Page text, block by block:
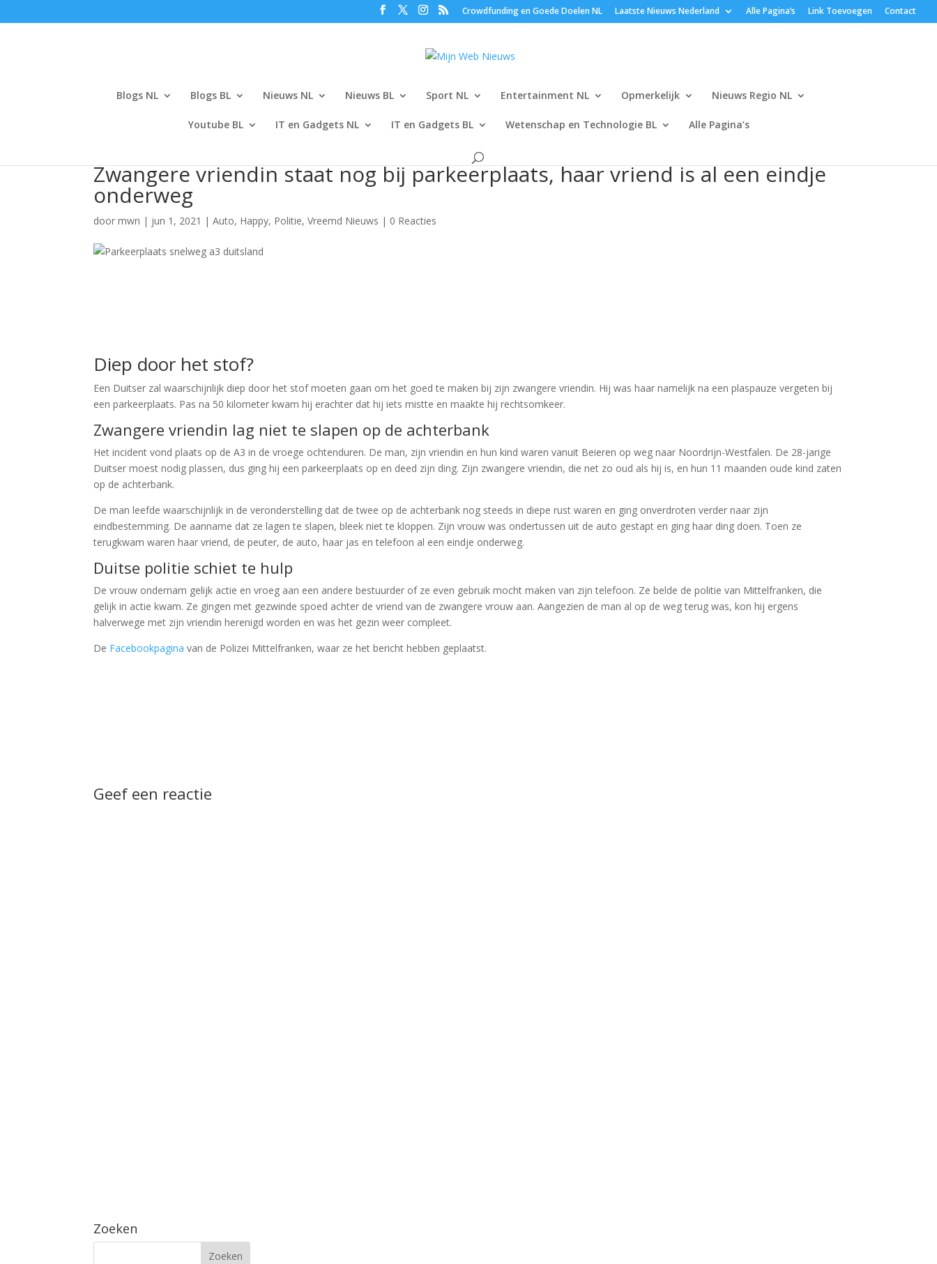
Crowdfunding en Goede Doelen NL Laatste Nieuws Nederland Alle Pagina’s Link Toevoegen Contact
Blogs NL Blogs BL Nieuws NL Nieuws BL Sport NL Entertainment NL Opmerkelijk Nieuws Regio NL
Youtube BL IT en Gadgets NL IT en Gadgets BL Wetenschap en Technologie BL Alle Pagina’s
Zwangere vriendin staat nog bij parkeerplaats, haar vriend is al een eindje
onderweg
doormwn | jun 1, 2021 |Auto, Happy, Politie,Vreemd Nieuws | 0 Reacties
Diep door het stof?
Een Duitser zal waarschijnlijk diep door het stof moeten gaan om het goed te maken bij zijn zwangere vriendin. Hij was haar namelijk na een plaspauze vergeten bij
een parkeerplaats. Pas na 50 kilometer kwam hij erachter dat hij iets mistte en maakte hij rechtsomkeer.
Zwangere vriendin lag niet te slapen op de achterbank
Het incident vond plaats op de A3 in de vroege ochtenduren. De man, zijn vriendin en hun kind waren vanuit Beieren op weg naar Noordrijn-Westfalen. De 28-jarige
Duitser moest nodig plassen, dus ging hij een parkeerplaats op en deed zijn ding. Zijn zwangere vriendin, die net zo oud als hij is, en hun 11 maanden oude kind zaten
op de achterbank.
De man leefde waarschijnlijk in de veronderstelling dat de twee op de achterbank nog steeds in diepe rust waren en ging onverdroten verder naar zijn
eindbestemming. De aanname dat ze lagen te slapen, bleek niet te kloppen. Zijn vrouw was ondertussen uit de auto gestapt en ging haar ding doen. Toen ze
terugkwam waren haar vriend, de peuter, de auto, haar jas en telefoon al een eindje onderweg.
Duitse politie schiet te hulp
De vrouw ondernam gelijk actie en vroeg aan een andere bestuurder of ze even gebruik mocht maken van zijn telefoon. Ze belde de politie van Mittelfranken, die
gelijk in actie kwam. Ze gingen met gezwinde spoed achter de vriend van de zwangere vrouw aan. Aangezien de man al op de weg terug was, kon hij ergens
halverwege met zijn vriendin herenigd worden en was het gezin weer compleet.
De Facebookpagina van de Polizei Mittelfranken, waar ze het bericht hebben geplaatst.
Geef een reactie
Zoeken